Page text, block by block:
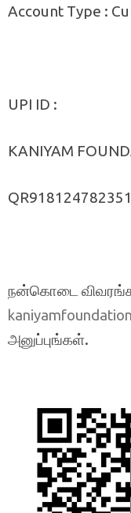
Account Type :
UPI ID :
KANIYAM
நன்கொடை
அனுப்புங்கள்.